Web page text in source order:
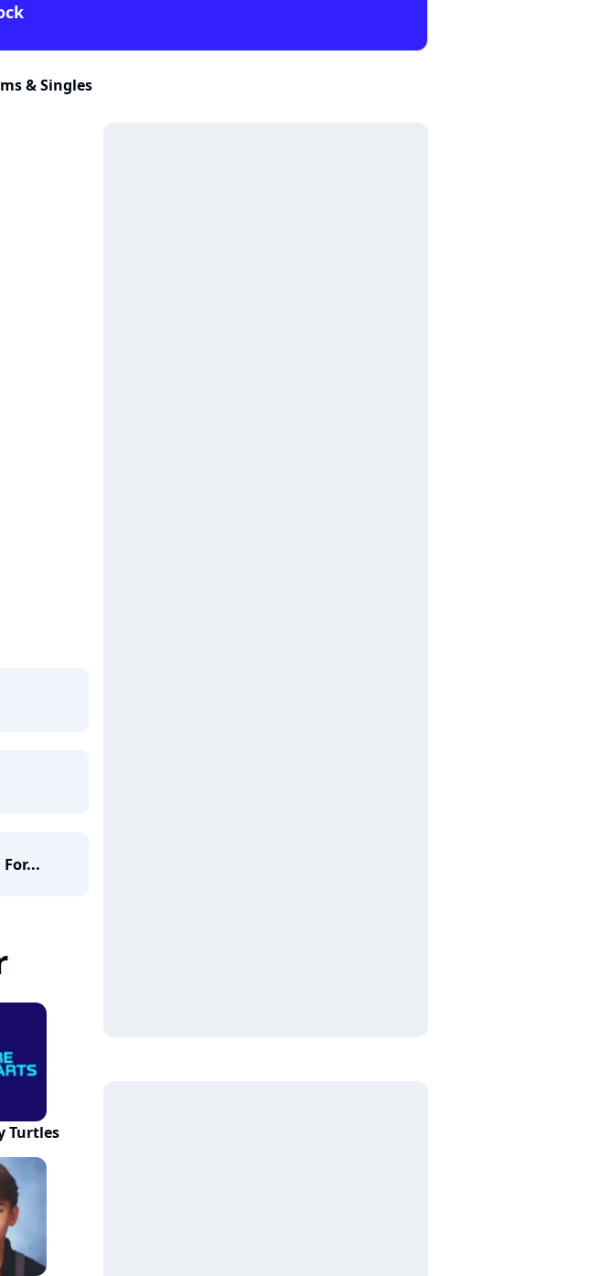
& Singles
Turtles